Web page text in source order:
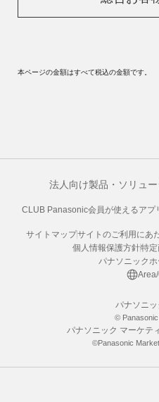
本ページの金額はすべて税込の金額です。
法人向け製品・ソリュ
CLUB Panasonic会員が使えるアプ
サイトマップサイトのご利用にあ
個人情報保護方針特
パナソニック
パナソニ
©
パナソニック マーケテ
©Panasonic